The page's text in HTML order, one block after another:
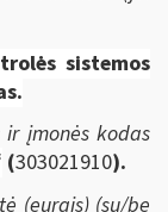
sistemos
įmonės kodas
(303021910).
(eurais) (su/be